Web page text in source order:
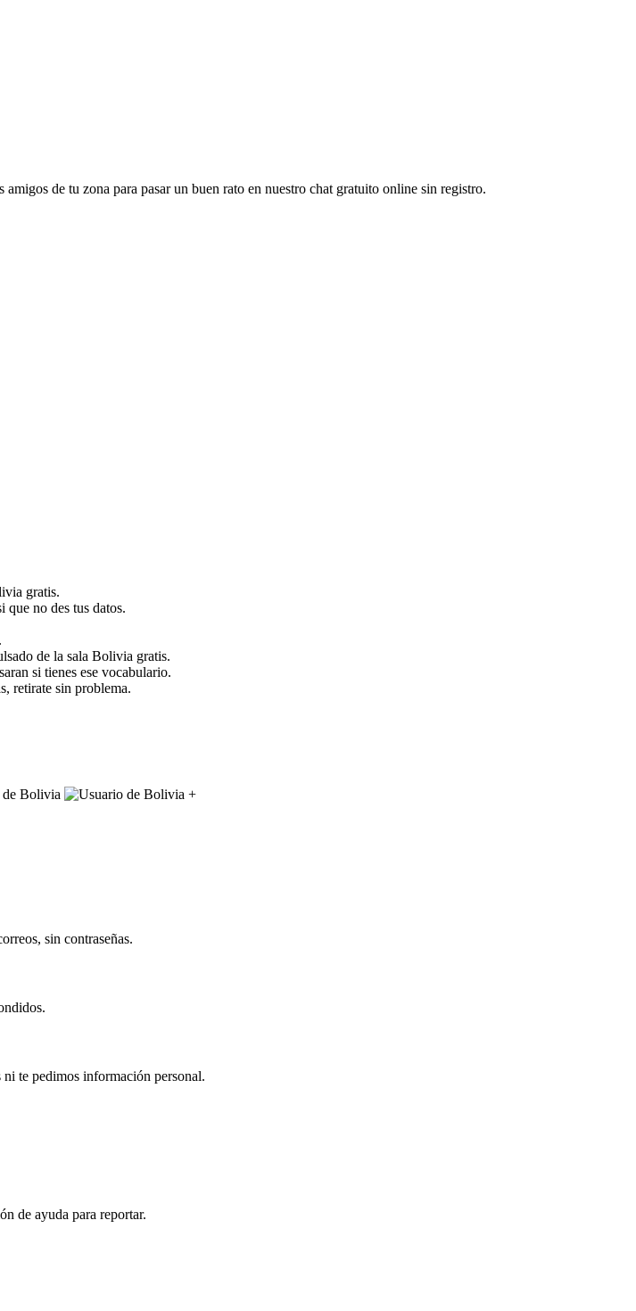
de tu zona para pasar un buen rato en nuestro chat gratuito online sin registro.
gratis.
que no des tus datos.
de la sala Bolivia gratis.
si tienes ese vocabulario.
retirate sin problema.
+
sin contraseñas.
te pedimos información personal.
de ayuda para reportar.